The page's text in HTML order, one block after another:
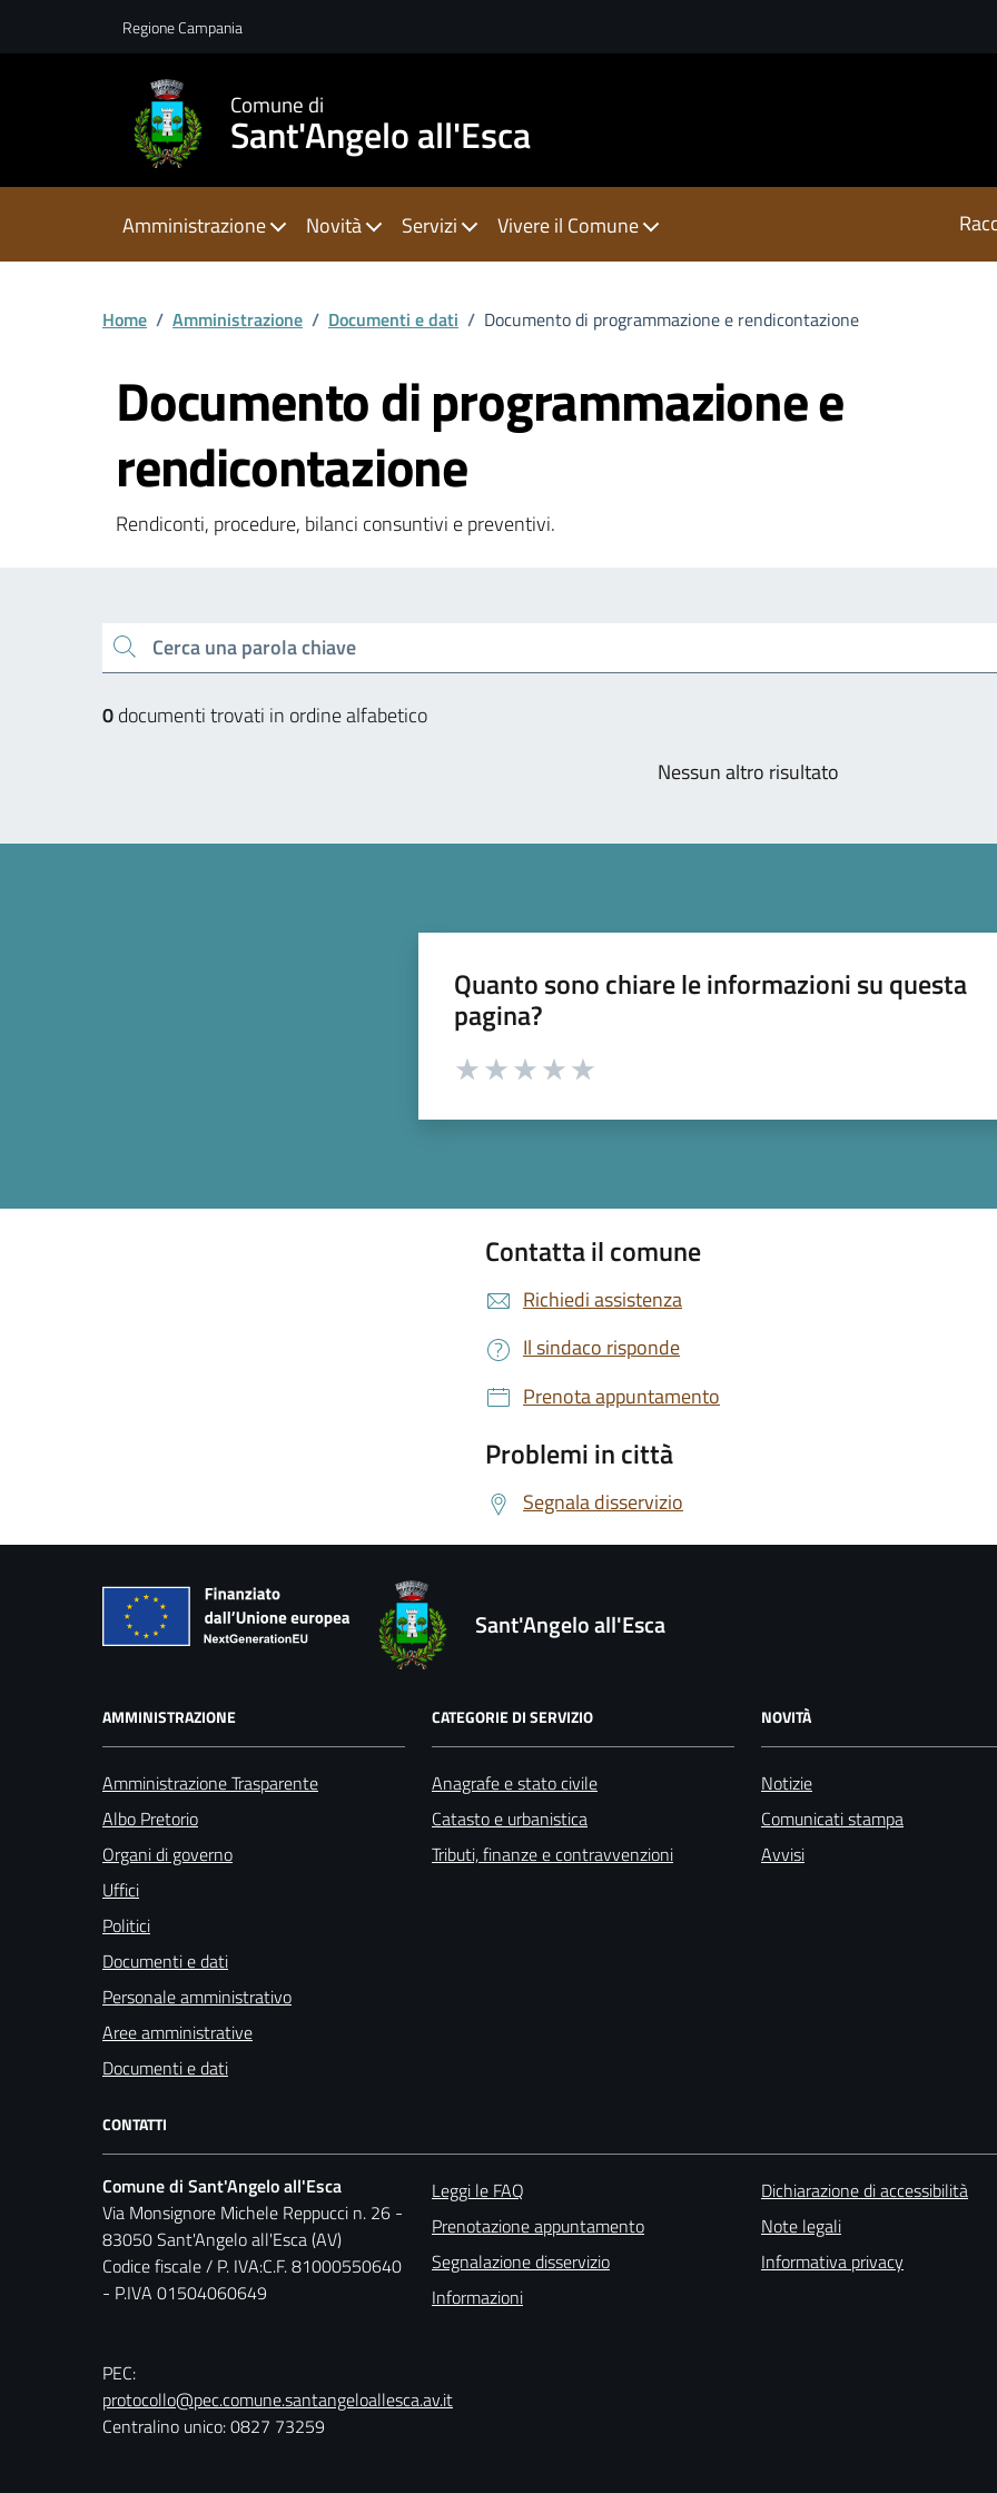
Regione Campania
Comune di
Sant'Angelo all'Esca
Amministrazione Novità Servizi Vivere il Comune
Home / Amministrazione / Documenti e dati / Documento di programmazione e rendicontazione
Documento di programmazione e
rendicontazione
Rendiconti, procedure, bilanci consuntivi e preventivi.
Cerca una parola chiave
0documenti trovati in ordine alfabetico
Nessun altro risultato
Quanto sono chiare le informazioni su questa
pagina?
Contatta il comune
Richiedi assistenza
Il sindaco risponde
Prenota appuntamento
Problemi in città
Segnala disservizio
Sant'Angelo all'Esca
AMMINISTRAZIONE
Amministrazione Trasparente
Albo Pretorio
Organi di governo
Uffici
Politici
Documenti e dati
Personale amministrativo
Aree amministrative
Documenti e dati
CATEGORIE DI SERVIZIO
Anagrafe e stato civile
Catasto e urbanistica
Tributi, finanze e contravvenzioni
NOVITÀ
Notizie
Comunicati stampa
Avvisi
CONTATTI
Comune di Sant'Angelo all'Esca
Via Monsignore Michele Reppucci n. 26 -
83050 Sant'Angelo all'Esca (AV)
Codice fiscale / P. IVA:C.F. 81000550640
- P.IVA 01504060649
PEC:
protocollo@pec.comune.santangeloallesca.av.it
Centralino unico: 0827 73259
Leggi le FAQ
Prenotazione appuntamento
Segnalazione disservizio
Informazioni
Dichiarazione di accessibilità
Note legali
Informativa privacy